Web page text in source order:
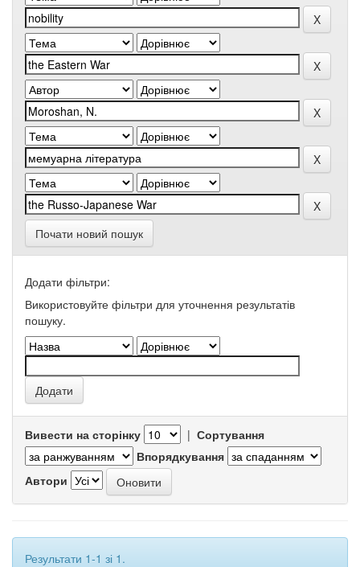
Почати новий пошук
Додати фільтри:
Використовуйте фільтри для уточнення результатів
пошуку.
Вивести на сторінку | Сортування
Впорядкування
Автори
Результати 1-1 зі 1.